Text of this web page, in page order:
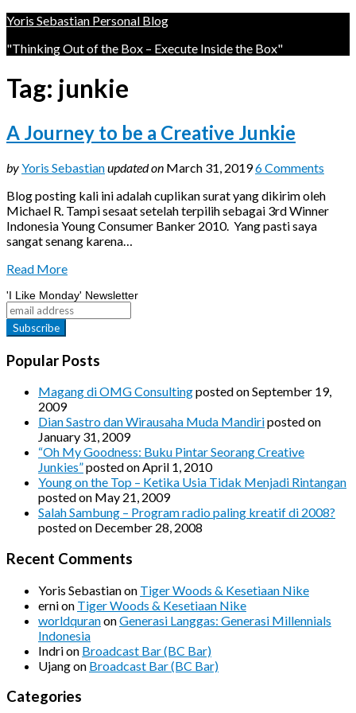
Yoris Sebastian Personal Blog
"Thinking Out of the Box – Execute Inside the Box"
Tag: junkie
A Journey to be a Creative Junkie
byYoris Sebastianupdated on March 31, 20196 Comments
Blog posting kali ini adalah cuplikan surat yang dikirim oleh
Michael R. Tampi sesaat setelah terpilih sebagai 3rd Winner
Indonesia Young Consumer Banker 2010. Yang pasti saya
sangat senang karena…
Read More
'I Like Monday' Newsletter
Popular Posts
Magang di OMG Consultingposted on September 19,
2009
Dian Sastro dan Wirausaha Muda Mandiriposted on
January 31, 2009
“Oh My Goodness: Buku Pintar Seorang Creative
Junkies”posted on April 1, 2010
Young on the Top – Ketika Usia Tidak Menjadi Rintangan
posted on May 21, 2009
Salah Sambung – Program radio paling kreatif di 2008?
posted on December 28, 2008
Recent Comments
Yoris Sebastianon Tiger Woods & Kesetiaan Nike
ernion Tiger Woods & Kesetiaan Nike
worldquranonGenerasi Langgas: Generasi Millennials
Indonesia
Indrion Broadcast Bar (BC Bar)
Ujangon Broadcast Bar (BC Bar)
Categories